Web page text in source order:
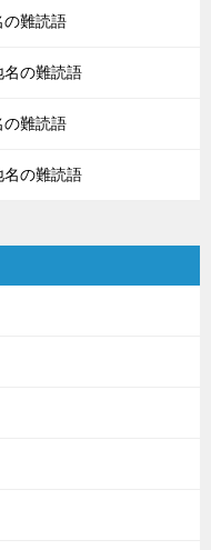
の難読語
名の難読語
の難読語
名の難読語